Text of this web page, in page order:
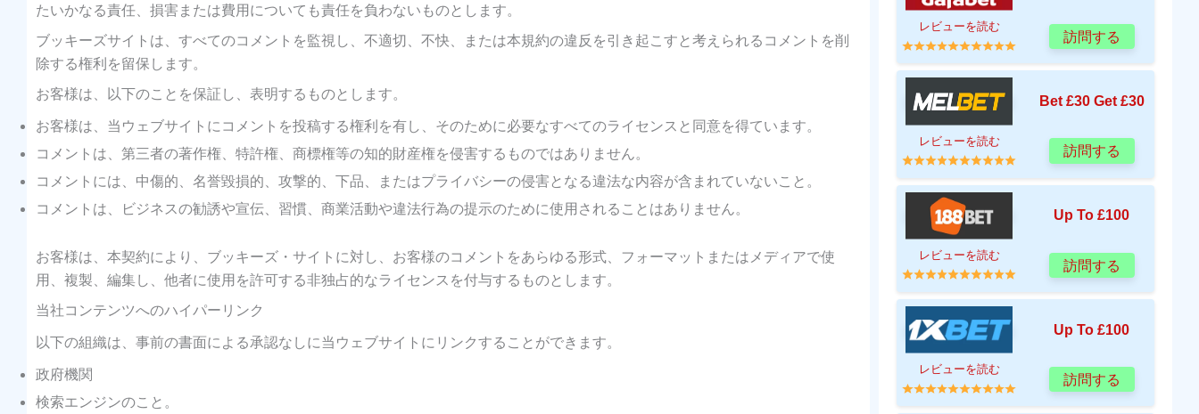
たいかなる責任、損害または費用についても責任を負わないものとします。
ブッキーズサイトは、すべてのコメントを監視し、不適切、不快、または本規約の違反を引き起こすと考えられるコメントを削
除する権利を留保します。
お客様は、以下のことを保証し、表明するものとします。
お客様は、当ウェブサイトにコメントを投稿する権利を有し、そのために必要なすべてのライセンスと同意を得ています。
コメントは、第三者の著作権、特許権、商標権等の知的財産権を侵害するものではありません。
コメントには、中傷的、名誉毀損的、攻撃的、下品、またはプライバシーの侵害となる違法な内容が含まれていないこと。
コメントは、ビジネスの勧誘や宣伝、習慣、商業活動や違法行為の提示のために使用されることはありません。
お客様は、本契約により、ブッキーズ・サイトに対し、お客様のコメントをあらゆる形式、フォーマットまたはメディアで使
用、複製、編集し、他者に使用を許可する非独占的なライセンスを付与するものとします。
当社コンテンツへのハイパーリンク
以下の組織は、事前の書面による承認なしに当ウェブサイトにリンクすることができます。
政府機関
検索エンジンのこと。
レビューを読む
訪問する
Bet £30 Get £30
レビューを読む
訪問する
Up To £100
レビューを読む
訪問する
Up To £100
レビューを読む
訪問する